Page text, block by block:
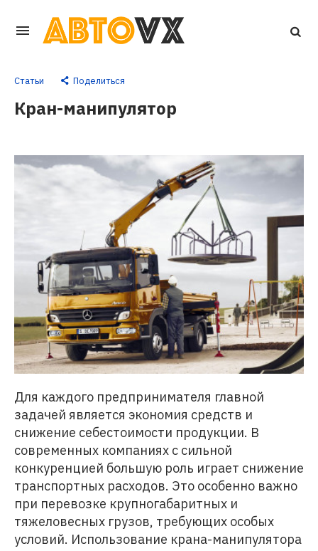
Перейти
основному
контенту
Статьи Поделиться
Кран-манипулятор
Для каждого предпринимателя главной
задачей является экономия средств и
снижение себестоимости продукции. В
современных компаниях с сильной
конкуренцией большую роль играет снижение
транспортных расходов. Это особенно важно
при перевозке крупногабаритных и
тяжеловесных грузов, требующих особых
условий. Использование крана-манипулятора